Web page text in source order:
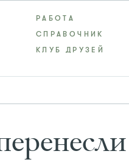
РАБОТА
СПРАВОЧНИК
КЛУБ ДРУЗЕЙ